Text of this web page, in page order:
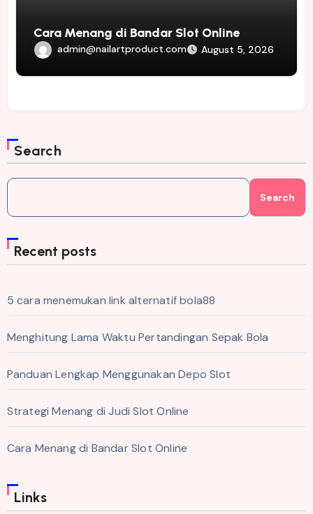
Cara Menang di Bandar Slot Online
admin@nailartproduct.com August 5, 2026
Search
Search
Recent posts
5 cara menemukan link alternatif bola88
Menghitung Lama Waktu Pertandingan Sepak Bola
Panduan Lengkap Menggunakan Depo Slot
Strategi Menang di Judi Slot Online
Cara Menang di Bandar Slot Online
Links